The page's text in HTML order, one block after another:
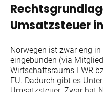
Umsatzsteuer
Norwegen ist zwar eng
eingebunden (via
Wirtschaftsraums EWR
EU. Dadurch gibt es